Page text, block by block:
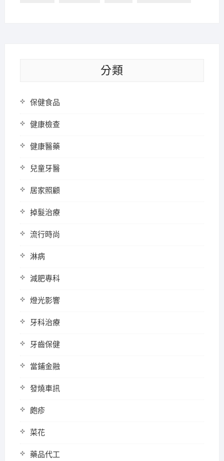
分類
保健食品
健康檢查
健康醫藥
兒童牙醫
居家照顧
掉髮治療
流行時尚
淋病
減肥專科
燈光影響
牙科治療
牙齒保健
當鋪金融
發燒車訊
皰疹
菜花
藥品代工